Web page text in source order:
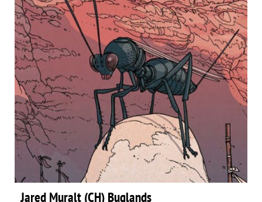
Jared Muralt (CH) Buglands